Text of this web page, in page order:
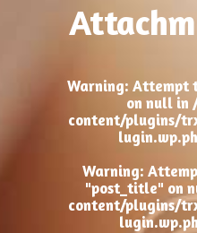
Warning: Attempt
on null in
content/plugins/
Warning:
"post_title" on
content/plugins/